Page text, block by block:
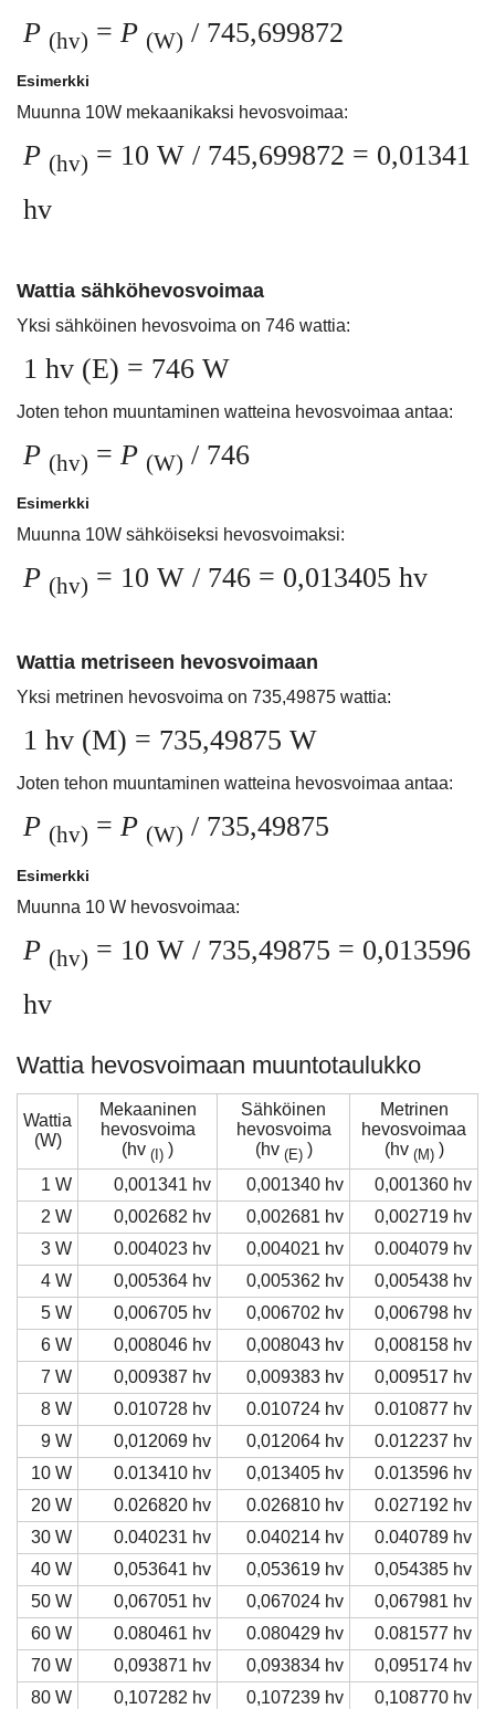
P (hv) = P (W) / 745,699872
Esimerkki
Muunna 10W mekaanikaksi hevosvoimaa:
P (hv) = 10 W / 745,699872 = 0,01341
hv
Wattia sähköhevosvoimaa
Yksi sähköinen hevosvoima on 746 wattia:
1 hv (E) = 746 W
Joten tehon muuntaminen watteina hevosvoimaa antaa:
P (hv) = P (W) / 746
Esimerkki
Muunna 10W sähköiseksi hevosvoimaksi:
P (hv) = 10 W / 746 = 0,013405 hv
Wattia metriseen hevosvoimaan
Yksi metrinen hevosvoima on 735,49875 wattia:
1 hv (M) = 735,49875 W
Joten tehon muuntaminen watteina hevosvoimaa antaa:
P (hv) = P (W) / 735,49875
Esimerkki
Muunna 10 W hevosvoimaa:
P (hv) = 10 W / 735,49875 = 0,013596
hv
Wattia hevosvoimaan muuntotaulukko
Wattia
(W)
Mekaaninen
hevosvoima
(hv (I) )
Sähköinen
hevosvoima
(hv (E))
Metrinen
hevosvoimaa
(hv (M))
1 W
0,001341 hv 0,001340 hv
0,001360 hv
2 W
0,002682 hv 0,002681 hv
0,002719 hv
3 W
0.004023 hv 0,004021 hv
0.004079 hv
4 W
0,005364 hv 0,005362 hv
0,005438 hv
5 W
0,006705 hv 0,006702 hv
0,006798 hv
6 W
0,008046 hv 0,008043 hv
0,008158 hv
7 W
0,009387 hv 0,009383 hv
0,009517 hv
8 W
0.010728 hv 0.010724 hv
0.010877 hv
9 W
0,012069 hv 0,012064 hv
0.012237 hv
10 W
0.013410 hv 0,013405 hv
0.013596 hv
20 W
0.026820 hv 0.026810 hv
0.027192 hv
30 W
0.040231 hv 0.040214 hv
0.040789 hv
40 W
0,053641 hv 0,053619 hv
0,054385 hv
50 W
0,067051 hv 0,067024 hv
0,067981 hv
60 W
0.080461 hv 0.080429 hv
0.081577 hv
70 W
0,093871 hv 0,093834 hv
0,095174 hv
80 W
0,107282 hv 0,107239 hv 0,108770 hv